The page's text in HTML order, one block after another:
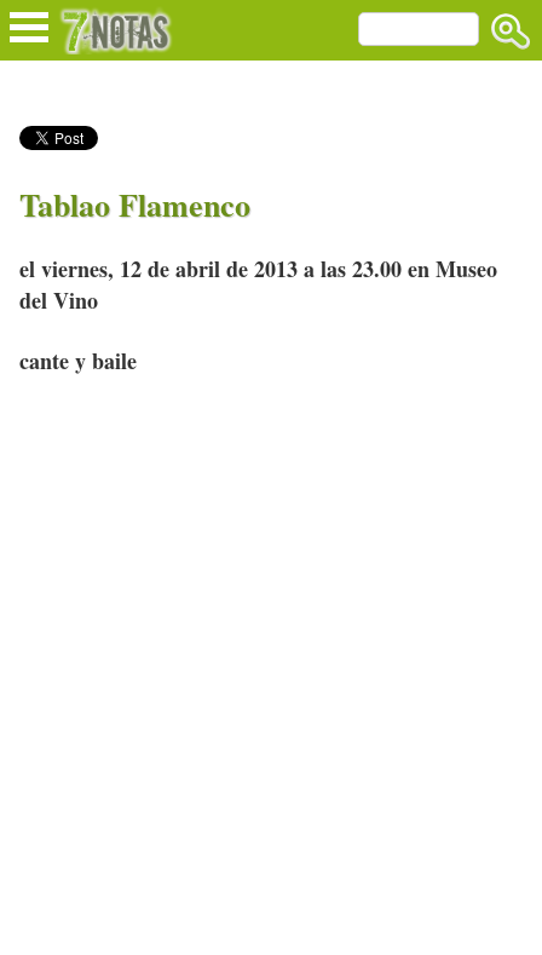
Tablao Flamenco
el viernes, 12 de abril de 2013 a las 23.00 en Museo
del Vino
cante y baile